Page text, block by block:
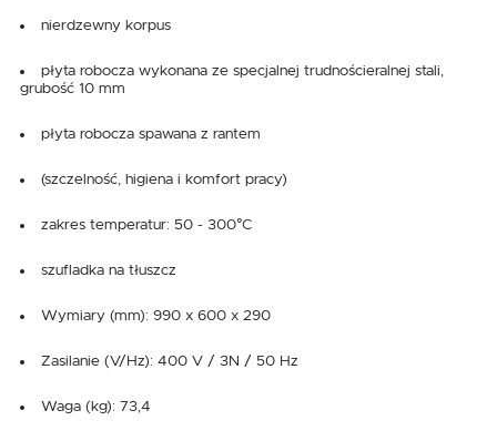
nierdzewny korpus
płyta robocza wykonana ze specjalnej trudnościeralnej stali,
grubość 10 mm
płyta robocza spawana z rantem
(szczelność, higiena i komfort pracy)
zakres temperatur: 50 - 300°C
szufladka na tłuszcz
Wymiary (mm): 990 x 600 x 290
Zasilanie (V/Hz): 400 V / 3N / 50 Hz
Waga (kg): 73,4